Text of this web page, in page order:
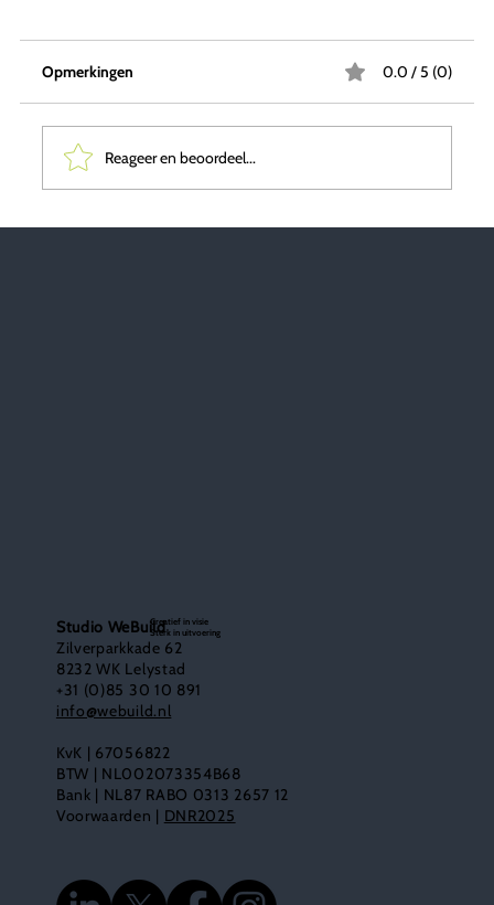
Opmerkingen 0.0 / 5 (0)
Reageer en beoordeel...
Studio WeBuild
Zilverparkkade 62
8232 WK Lelystad
+31 (0)85 30 10 891
info@webuild.nl
KvK | 67056822
BTW | NL002073354B68
Bank | NL87 RABO 0313 2657 12
Voorwaarden | DNR2025
Creatief in visie
Sterk in uitvoering